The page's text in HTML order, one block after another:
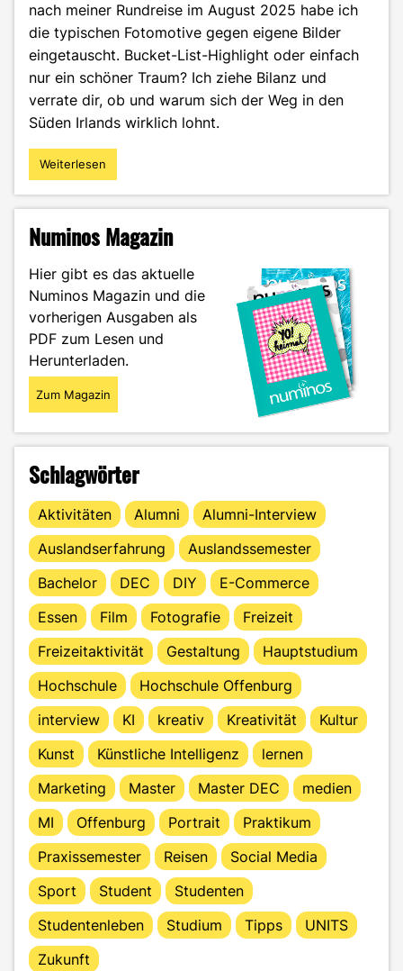
nach meiner Rundreise im August 2025 habe ich
die typischen Fotomotive gegen eigene Bilder
eingetauscht. Bucket-List-Highlight oder einfach
nur ein schöner Traum? Ich ziehe Bilanz und
verrate dir, ob und warum sich der Weg in den
Süden Irlands wirklich lohnt.
"Irland
–
Touristenfalle?"
Weiterlesen
Numinos Magazin
Hier gibt es das aktuelle
Numinos Magazin und die
vorherigen Ausgaben als
PDF zum Lesen und
Herunterladen.
Zum Magazin
Schlagwörter
Aktivitäten Alumni
Alumni-Interview
Auslandserfahrung
Auslandssemester
Bachelor
DEC DIY
E-Commerce
Essen
Film Fotografie
Freizeit
Freizeitaktivität
Gestaltung
Hauptstudium
Hochschule
Hochschule Offenburg
interview
KI kreativ Kreativität
Kultur
Kunst
Künstliche Intelligenz
lernen
Marketing
Master Master DEC
medien
MI
Offenburg Portrait
Praktikum
Praxissemester
Reisen
Social Media
Sport
Student
Studenten
Studentenleben
Studium Tipps
UNITS
Zukunft